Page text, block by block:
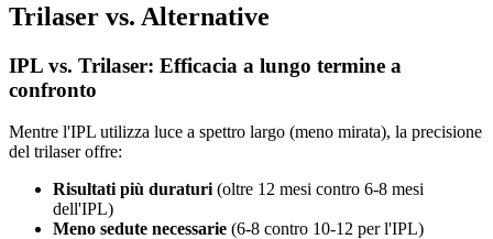
Trilaser vs. Alternative
IPL vs. Trilaser: Efficacia a lungo termine a
confronto
Mentre l'IPL utilizza luce a spettro largo (meno mirata), la precisione
del trilaser offre:
Risultati più duraturi (oltre 12 mesi contro 6-8 mesi
dell'IPL)
Meno sedute necessarie (6-8 contro 10-12 per l'IPL)